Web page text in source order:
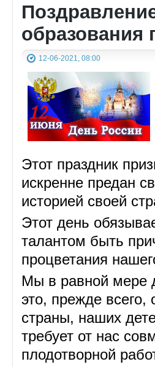
образования
12-06-2021, 08:00
Этот праздник
искренне предан
историей своей
Этот день
талантом быть
процветания
Мы в равной мере
это, прежде всего,
страны, наших
требует от нас
плодотворной